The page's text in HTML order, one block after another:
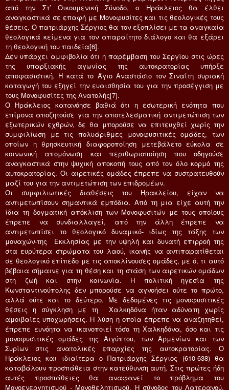
από την Στ’ Οικουμενική Σύνοδο, ο Ηράκλειος θα έλθει
αναγκαστικά σε επαφή με Μονοφυσίτες και τις θεολογικές τους
θέσεις. Ο πατριάρχης Σέργιος θα τον εξοπλίσει με τα αναγκαία
θεολογικά κείμενα για τον απαραίτητο διάλογο και θα εξάρει
τη θεολογική του παιδεία[6].
Δεν υπάρχει αμφιβολία ότι η παρέμβαση του Σεργίου στις ώρες
της υπαρξιακής αγωνίας της αυτοκρατορίας υπήρξε
αποφασιστική. Η κατά το Άγιο Αναστάσιο τον Σιναΐτη συριακή
καταγωγή του εξηγεί την ευαισθησία του για την προσέγγιση με
τους Μονοφυσίτες της Ανατολής[7].
Ο Ηράκλειος κατανόησε βαθιά ότι η εσωτερική ενότητα που
επίμονα αποζητούσε για την αποτελεσματική αντιμετώπιση των
εξωτερικών εχθρών, δε θα μπορούσε να επιτευχθεί χωρίς την
συμφιλίωση με τις πολυάριθμες μονοφυσιτικές ομάδες, των
οποίων η θρησκευτική διαφοροποίηση μετεβάλετο εύκολα σε
κοινωνική απομόνωση και περιθωριοποίηση που οδηγούσε
αναγκαστικά στην ψυχική αποκοπή τους από τον όλο κορμό της
αυτοκρατορίας. Οι αιρετικές ομάδες έπρεπε να συστρατευθούν
μαζί του για την αντιμετώπιση των επιδρομέων.
Οι συμφιλιωτικές διαθέσεις του Ηρακλείου, είχαν να
αντιμετωπίσουν σημαντικά εμπόδια. Από τη μια είχε αυτή την
ίδια τη δογματική απόκλιση των Μονοφυσιτών με τους οποίους
έπρεπε να συνδιαλλαγεί, από την άλλη έπρεπε να
αντιμετωπίσει το θεολογικό δυναμικό- ιδίως της τάξης των
μοναχών-της Εκκλησίας με την υψηλή και δυνατή επιρροή της
στα ευρύτερα στρώματα του λαού, ικανής να αντιπαρατίθεται
σε θεολογικό επίπεδο με τις αποκλίνουσες ομάδες, με ό, τι αυτό
βέβαια σήμαινε για τη θέση και τη στάση των αιρετικών ομάδων
στη ζωή και στην κοινωνία. Η πολιτική ηγεσία της
Κωνσταντινούπολης δεν μπορούσε να αγνοήσει ούτε το πρώτο,
αλλά ούτε και το δεύτερο. Με δεδομένες τις μονοφυσιτικές
θέσεις η σύγκληση με τη Χαλκηδόνα ήταν αδύνατη χωρίς
αμοιβαίες υποχωρήσεις. Η λύση η οποία έπρεπε να αναζητηθεί,
έπρεπε ευνόητα να ικανοποιεί τόσο τη Χαλκηδόνα, όσο και τις
μονοφυσιτικές ομάδες της Αιγύπτου, των Αρμενίων και των
Συρίων στις ανατολικές επαρχίες της αυτοκρατορίας. Ο
Ηράκλειος και ιδιαίτερα ο Πατριάρχης Σέργιος (610-638) θα
καταβάλουν προσπάθεια στην κατεύθυνση αυτή. Στις πρώτες ήδη
αυτές προσπάθειες θα αναφανεί το πρόβλημα του
Μονοενεργητισμού - Μονοθελητισμού. Η σύνοδος του Λατερανού,